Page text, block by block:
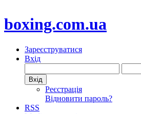
boxing.com.ua
Зареєструватися
Вхід
Реєстрація
Відновити пароль?
RSS